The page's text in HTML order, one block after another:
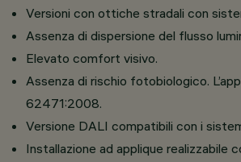
Versioni con ottiche stradali con
Assenza di dispersione del flusso
Elevato comfort visivo.
Assenza di rischio fotobiologico.
62471:2008.
Versione DALI compatibili con i
Installazione ad applique realizzabile